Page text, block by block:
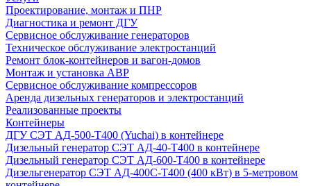
Проектирование, монтаж и ПНР
Диагностика и ремонт ДГУ
Сервисное обслуживание генераторов
Техническое обслуживание электростанций
Ремонт блок-контейнеров и вагон-домов
Монтаж и установка АВР
Сервисное обслуживание компрессоров
Аренда дизельных генераторов и электростанций
Реализованные проекты
Контейнеры
ДГУ СЭТ АД-500-Т400 (Yuchai) в контейнере
Дизельный генератор СЭТ АД-40-Т400 в контейнере
Дизельный генератор СЭТ АД-600-Т400 в контейнере
Дизельгенератор СЭТ АД-400С-Т400 (400 кВт) в 5-метровом